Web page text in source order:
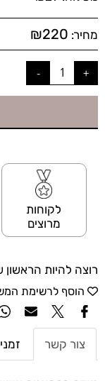
מחיר: ₪220
לקוחות
מרוצים
רוצה להיות
הוסף לרשימת
צור קשר